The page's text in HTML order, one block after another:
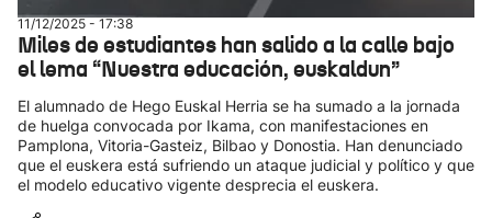
11/12/2025 - 17:38
Miles de estudiantes han salido a la calle bajo
el lema “Nuestra educación, euskaldun”
El alumnado de Hego Euskal Herria se ha sumado a la jornada
de huelga convocada por Ikama, con manifestaciones en
Pamplona, Vitoria-Gasteiz, Bilbao y Donostia. Han denunciado
que el euskera está sufriendo un ataque judicial y político y que
el modelo educativo vigente desprecia el euskera.